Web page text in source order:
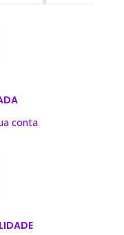
conta